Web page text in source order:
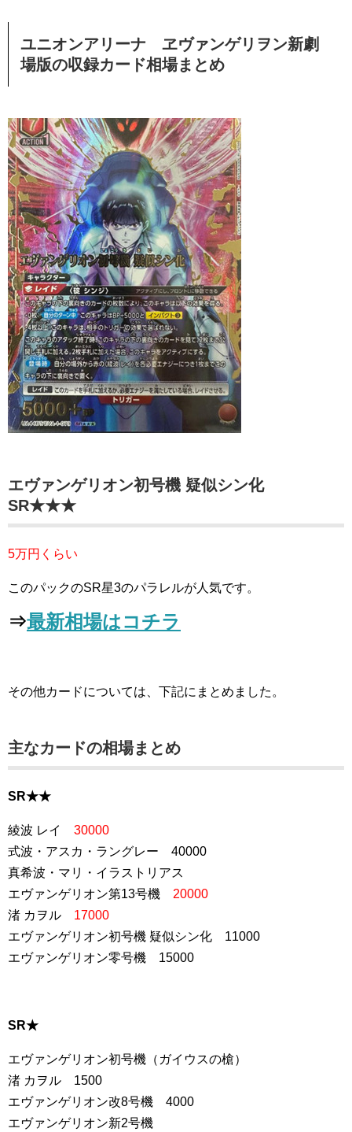
ユニオンアリーナ ヱヴァンゲリヲン新劇
場版の収録カード相場まとめ
エヴァンゲリオン初号機 疑似シン化
SR★★★
5万円くらい
このパックのSR星3のパラレルが人気です。
⇒最新相場はコチラ
その他カードについては、下記にまとめました。
主なカードの相場まとめ
SR★★
綾波 レイ 30000
式波・アスカ・ラングレー 40000
真希波・マリ・イラストリアス
エヴァンゲリオン第13号機 20000
渚 カヲル 17000
エヴァンゲリオン初号機 疑似シン化 11000
エヴァンゲリオン零号機 15000
SR★
エヴァンゲリオン初号機（ガイウスの槍）
渚 カヲル 1500
エヴァンゲリオン改8号機 4000
エヴァンゲリオン新2号機